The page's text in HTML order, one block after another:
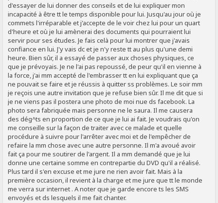
d'essayer de lui donner des conseils et de lui expliquer mon
incapacité à être tt le temps disponible pour lui. Jusqu'au jour où je
commets l'irréparable et j'accepte de le voir chez lui pour un quart
d'heure et où je lui amènerai des documents qui pourraient lui
servir pour ses études. Je fais celà pour lui montrer que j'avais
confiance en lui. J'y vais dc et je n'y reste tt au plus qu'une demi
heure. Bien sûr, il a essayé de passer aux choses physiques, ce
que je prévoyais. Je ne l'ai pas repoussé, de peur qu'il en vienne à
la force, j'ai mm accepté de l'embrasser tt en lui expliquant que ça
ne pouvait se faire et je réussis à quitter ss problèmes. Le soir mm
je reçois une autre invitation que je refuse bien sûr. Il me dit que si
je ne viens pas il postera une photo de moi nue ds facebook. La
photo sera fabriquée mais personne ne le saura. Il me causera
des dég^ts en proportion de ce que je lui ai fait. Je voudrais qu'on
me conseille sur la façon de traiter avec ce malade et quelle
procédure à suivre pour l'arrêter avec moi et de l'empêcher de
refaire la mm chose avec une autre personne. Il m'a avoué avoir
fait ça pour me soutirer de l'argent. Il a mm demandé que je lui
donne une certaine somme en contrepartie du DVD qu'il a réalisé.
Plus tard il s'en excuse et me jure ne rien avoir fait. Mais à la
première occasion, il revient à la charge et me jure que tt le monde
me verra sur internet . A noter que je garde encore ts les SMS
envoyés et ds lesquels il me fait chanter.